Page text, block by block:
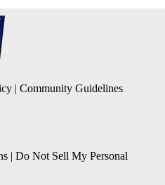
| Community Guidelines
| Do Not Sell My Personal